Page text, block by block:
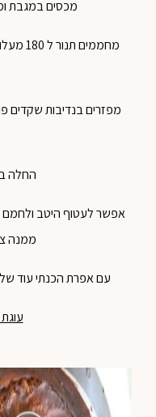
מכסיםבמגבת
מחממיםתנורל
מפזריםבנדיבותשקדים
החלה
אפשרלעטוףהיטב ולחמם
ממנה
עם אפרת הכנתי עוד